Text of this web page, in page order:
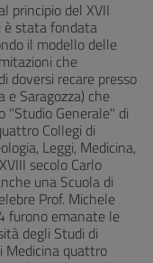
principio del XVII
è stata fondata
il modello delle
che
doversi recare presso
Saragozza) che
"Studio Generale" di
Collegi di
Leggi, Medicina,
secolo Carlo
una Scuola di
Prof. Michele
furono emanate le
degli Studi di
Medicina quattro